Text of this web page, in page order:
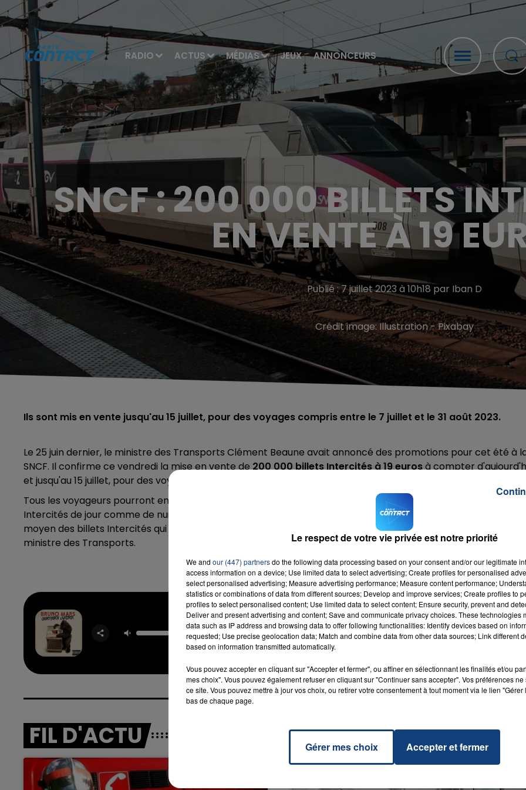
RADIO ACTUS MÉDIAS JEUX ANNONCEURS
SNCF : 200 000 BILLETS
EN VENTE À 19
Publié : 7 juillet 2023 à 10h18 par Iban D
Crédit image:Illustration - Pixabay
Ils sont mis en vente jusqu'au 15 juillet, pour des voyages compris entre le 7 juillet et le 31 août 2023.
Le 25 juin dernier, le ministre des Transports Clément Beaune avait annoncé des promotions pour cet été à
SNCF. Il confirme ce vendredi la mise en vente de 200 000 billets Intercités à 19 eurosà compter
et jusqu'au 15 juillet, pour des voyages compris entre le 7 juillet et le 31 août 2023.
Tous les voyageurs pourront en profiter,
. La promotion concerne les trains
Intercités de jour comme de nuit. Financé par l'Etat, le dispositif devrait permettre de diviser par deux le prix
moyen des billets Intercités qui "
se situe traditionnellement autour de 35 euros pendant l’été
ministre des Transports.
Treasure
BRUNO MARS
RADIO CONTACT
FIL D'ACTU
Le respect de votre vie privée est notre priorité
We and our (447) partnersdo the following data processing based on your consent and/or our legitimate
access information on a device; Use limited data to select advertising; Create profiles for personalised
select personalised advertising; Measure advertising performance; Measure content performance;
statistics or combinations of data from different sources; Develop and improve services; Create profiles to
profiles to select personalised content; Use limited data to select content; Ensure security, prevent and
Deliver and present advertising and content; Save and communicate privacy choices. These technologies
data such as IP address and browsing data to offer following functionalities: Identify devices based on
requested; Use precise geolocation data; Match and combine data from other data sources; Link different
based on information transmitted automatically.
Vous pouvez accepter en cliquant sur "Accepter et fermer", ou affiner en sélectionnant les finalités et/ou
mes choix". Vous pouvez également refuser en cliquant sur "Continuer sans accepter". Vos préférences
ce site. Vous pouvez mettre à jour vos choix, ou retirer votre consentement à tout moment via le lien
bas de chaque page.
Gérer mes choix Accepter et fermer